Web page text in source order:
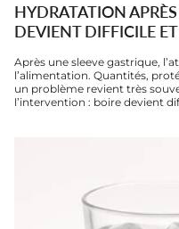
HYDRATATION
DEVIENT DIFFICILE
Après une sleeve gastrique,
l’alimentation. Quantités,
un problème revient très
l’intervention : boire devient